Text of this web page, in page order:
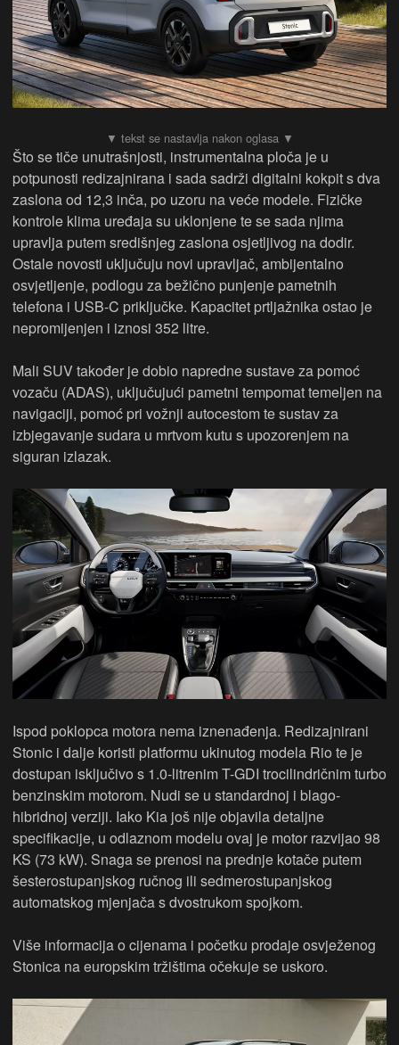
Što se tiče unutrašnjosti, instrumentalna ploča je u
potpunosti redizajnirana i sada sadrži digitalni kokpit s dva
zaslona od 12,3 inča, po uzoru na veće modele. Fizičke
kontrole klima uređaja su uklonjene te se sada njima
upravlja putem središnjeg zaslona osjetljivog na dodir.
Ostale novosti uključuju novi upravljač, ambijentalno
osvjetljenje, podlogu za bežično punjenje pametnih
telefona i USB-C priključke. Kapacitet prtljažnika ostao je
nepromijenjen i iznosi 352 litre.
Mali SUV također je dobio napredne sustave za pomoć
vozaču (ADAS), uključujući pametni tempomat temeljen na
navigaciji, pomoć pri vožnji autocestom te sustav za
izbjegavanje sudara u mrtvom kutu s upozorenjem na
siguran izlazak.
Ispod poklopca motora nema iznenađenja. Redizajnirani
Stonic i dalje koristi platformu ukinutog modela Rio te je
dostupan isključivo s 1.0-litrenim T-GDI trocilindričnim turbo
benzinskim motorom. Nudi se u standardnoj i blago-
hibridnoj verziji. Iako Kia još nije objavila detaljne
specifikacije, u odlaznom modelu ovaj je motor razvijao 98
KS (73 kW). Snaga se prenosi na prednje kotače putem
šesterostupanjskog ručnog ili sedmerostupanjskog
automatskog mjenjača s dvostrukom spojkom.
Više informacija o cijenama i početku prodaje osvježenog
Stonica na europskim tržištima očekuje se uskoro.